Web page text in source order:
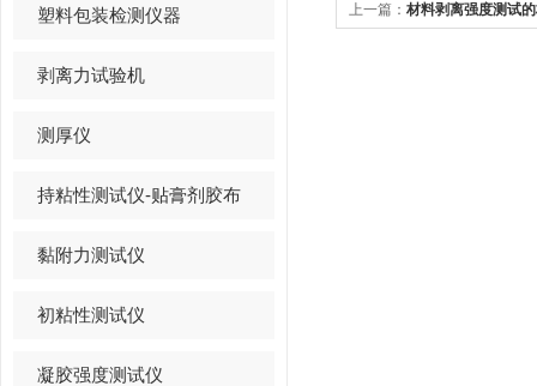
塑料包装检测仪器
剥离力试验机
测厚仪
持粘性测试仪-贴膏剂胶布
黏附力测试仪
初粘性测试仪
凝胶强度测试仪
上一篇： 材料剥离强度测试